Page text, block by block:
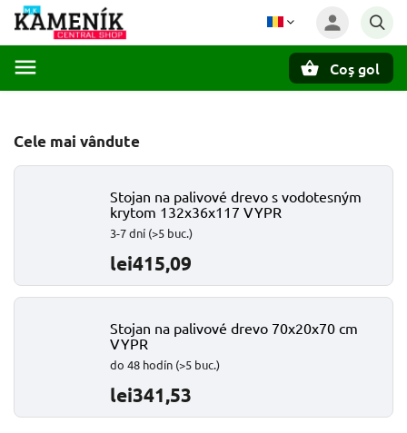
Coş gol
Cele mai vândute
Stojan na palivové drevo s vodotesným
krytom 132x36x117 VYPR
3-7 dní (>5 buc.)
lei415,09
Stojan na palivové drevo 70x20x70 cm
VYPR
do 48 hodín (>5 buc.)
lei341,53